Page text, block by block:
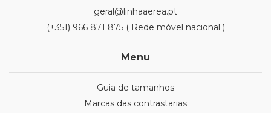
geral@linhaaerea.pt
(+351) 966 871 875 ( Rede móvel nacional )
Menu
Guia de tamanhos
Marcas das contrastarias